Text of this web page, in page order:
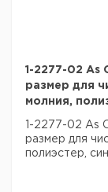
1-2277-02 As
размер для
молния,
1-2277-02 As
размер для
полиэстер,